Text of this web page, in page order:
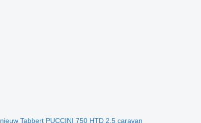
nieuw Tabbert PUCCINI 750 HTD 2,5 caravan